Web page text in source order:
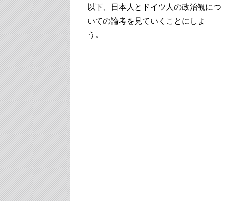
以下、日本人とドイツ人の政治観につ
いての論考を見ていくことにしよ
う。